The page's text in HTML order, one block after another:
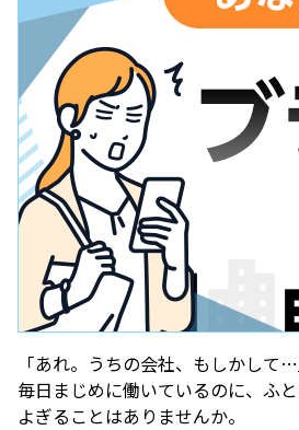
「あれ。うちの会社、もしかして…
毎日まじめに働いているのに、ふ
よぎることはありませんか。